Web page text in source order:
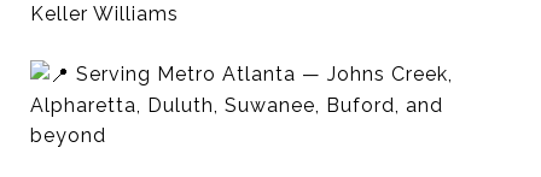
Keller Williams
Serving Metro Atlanta — Johns Creek,
Alpharetta, Duluth, Suwanee, Buford, and
beyond